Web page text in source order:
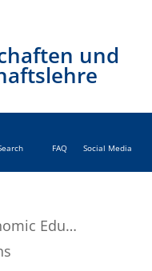
und
FAQ Social Media
Education